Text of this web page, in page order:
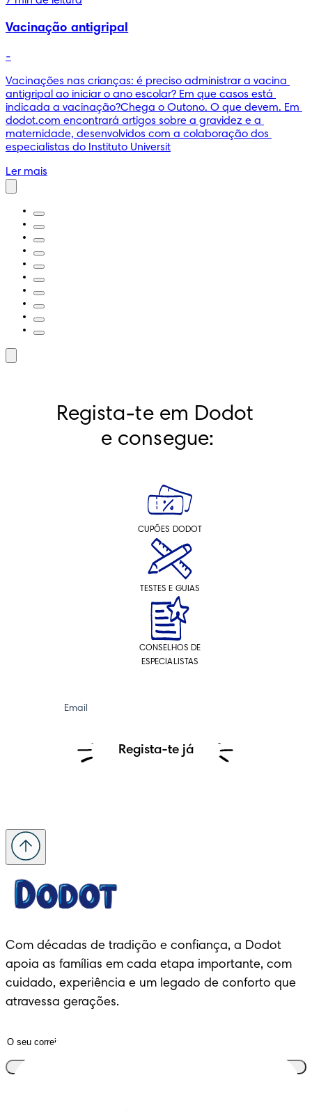
Vacinação antigripal
-
Vacinações nas crianças: é preciso administrar a vacina
antigripal ao iniciar o ano escolar? Em que casos está
indicada a vacinação?Chega o Outono. O que devem. Em
dodot.com encontrará artigos sobre a gravidez e a
maternidade, desenvolvidos com a colaboração dos
especialistas do Instituto Universit
Ler mais
Regista-te em Dodot
e consegue:
CUPÕES DODOT
TESTES E GUIAS
CONSELHOS DE
ESPECIALISTAS
Email
Regista-te já
Com décadas de tradição e confiança, a Dodot
apoia as famílias em cada etapa importante, com
cuidado, experiência e um legado de conforto que
atravessa gerações.